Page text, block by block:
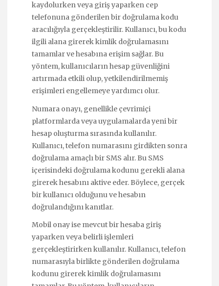
kaydolurken veya giriş yaparken cep
telefonuna gönderilen bir doğrulama kodu
aracılığıyla gerçekleştirilir. Kullanıcı, bu kodu
ilgili alana girerek kimlik doğrulamasını
tamamlar ve hesabına erişim sağlar. Bu
yöntem, kullanıcıların hesap güvenliğini
artırmada etkili olup, yetkilendirilmemiş
erişimleri engellemeye yardımcı olur.
Numara onayı, genellikle çevrimiçi
platformlarda veya uygulamalarda yeni bir
hesap oluşturma sırasında kullanılır.
Kullanıcı, telefon numarasını girdikten sonra
doğrulama amaçlı bir SMS alır. Bu SMS
içerisindeki doğrulama kodunu gerekli alana
girerek hesabını aktive eder. Böylece, gerçek
bir kullanıcı olduğunu ve hesabın
doğrulandığını kanıtlar.
Mobil onay ise mevcut bir hesaba giriş
yaparken veya belirli işlemleri
gerçekleştirirken kullanılır. Kullanıcı, telefon
numarasıyla birlikte gönderilen doğrulama
kodunu girerek kimlik doğrulamasını